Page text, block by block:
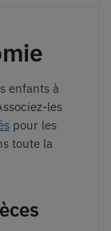
enfants à
les
pour les
toute la